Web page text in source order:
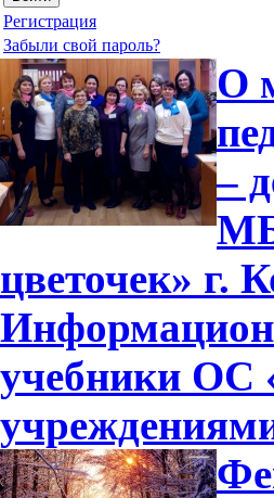
Регистрация
Забыли свой пароль?
О
–
цветочек» г.
учебники ОС